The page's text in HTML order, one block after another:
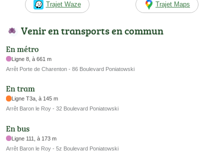
Trajet Waze Trajet Maps
Venir en transports en commun
En métro
Ligne 8, à 661 m
Arrêt Porte de Charenton - 86 Boulevard Poniatowski
En tram
Ligne T3a, à 145 m
Arrêt Baron le Roy - 32 Boulevard Poniatowski
En bus
Ligne 111, à 173 m
Arrêt Baron le Roy - 5z Boulevard Poniatowski